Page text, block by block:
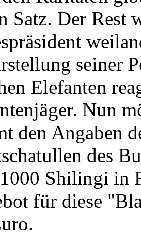
Satz. Der Rest
seiner
Elefanten
Nun
den Angaben
des
Shilingi in
für diese